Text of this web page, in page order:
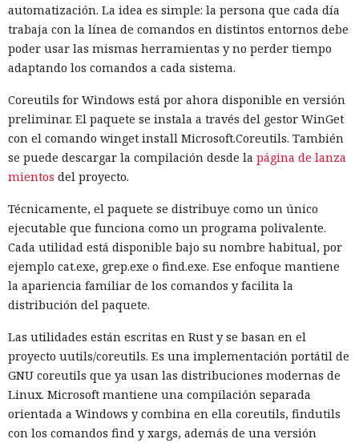
automatización. La idea es simple: la persona que cada día
trabaja con la línea de comandos en distintos entornos debe
poder usar las mismas herramientas y no perder tiempo
adaptando los comandos a cada sistema.
Coreutils for Windows está por ahora disponible en versión
preliminar. El paquete se instala a través del gestor WinGet
con el comando winget install Microsoft.Coreutils. También
se puede descargar la compilación desde la página de lanza
mientos del proyecto.
Técnicamente, el paquete se distribuye como un único
ejecutable que funciona como un programa polivalente.
Cada utilidad está disponible bajo su nombre habitual, por
ejemplo cat.exe, grep.exe o find.exe. Ese enfoque mantiene
la apariencia familiar de los comandos y facilita la
distribución del paquete.
Las utilidades están escritas en Rust y se basan en el
proyecto uutils/coreutils. Es una implementación portátil de
GNU coreutils que ya usan las distribuciones modernas de
Linux. Microsoft mantiene una compilación separada
orientada a Windows y combina en ella coreutils, findutils
con los comandos find y xargs, además de una versión